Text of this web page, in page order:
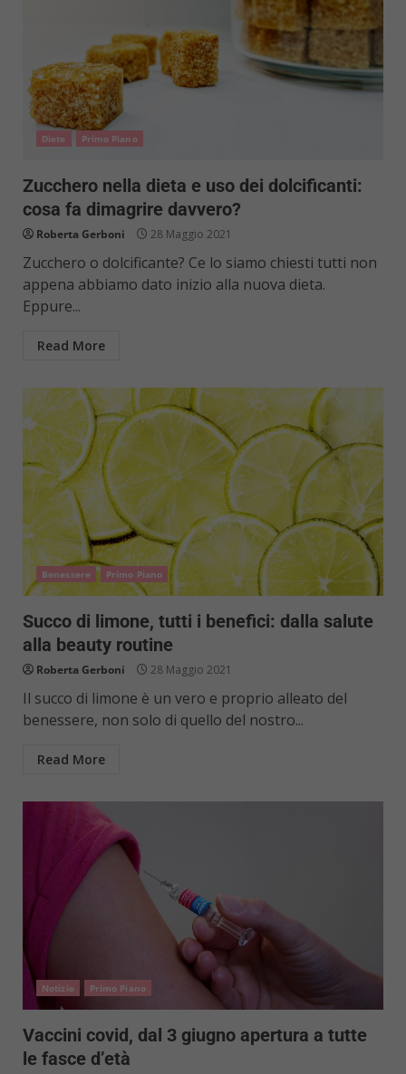
Diete Primo Piano
Zucchero nella dieta e uso dei dolcificanti:
cosa fa dimagrire davvero?
Roberta Gerboni 28 Maggio 2021
Zucchero o dolcificante? Ce lo siamo chiesti tutti non
appena abbiamo dato inizio alla nuova dieta.
Eppure...
Read More
Benessere Primo Piano
Succo di limone, tutti i benefici: dalla salute
alla beauty routine
Roberta Gerboni 28 Maggio 2021
Il succo di limone è un vero e proprio alleato del
benessere, non solo di quello del nostro...
Read More
Notizie Primo Piano
Vaccini covid, dal 3 giugno apertura a tutte
le fasce d’età